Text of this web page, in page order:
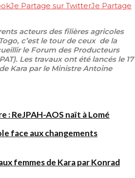
Je Partage sur TwitterJe Partage
acteurs des filières agricoles
c’est le tour de ceux de la
le Forum des Producteurs
Les travaux ont été lancés le 17
Kara par le Ministre Antoine
: ReJPAH-AOS naît à Lomé
face aux changements
femmes de Kara par Konrad